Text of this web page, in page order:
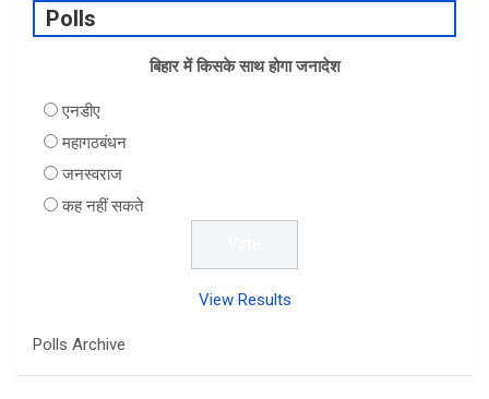
Polls
बिहार में किसके साथ होगा जनादेश
एनडीए
महागठबंधन
जनस्वराज
कह नहीं सकते
View Results
Polls Archive